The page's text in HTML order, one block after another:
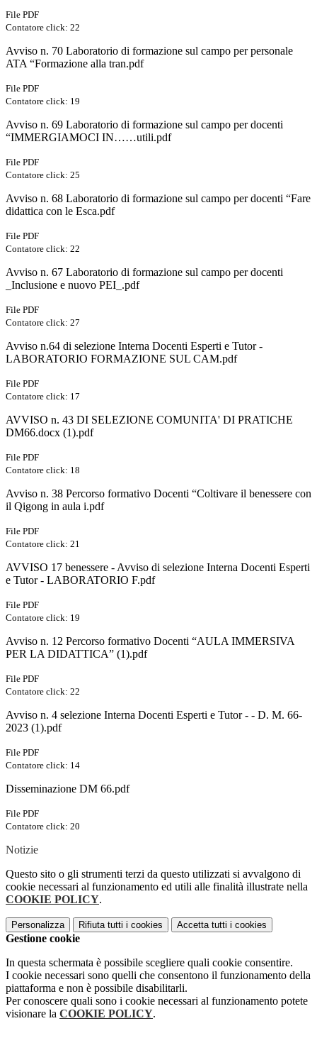
File PDF
Contatore click: 22
Avviso n. 70 Laboratorio di formazione sul campo per personale
ATA “Formazione alla tran.pdf
File PDF
Contatore click: 19
Avviso n. 69 Laboratorio di formazione sul campo per docenti
“IMMERGIAMOCI IN……utili.pdf
File PDF
Contatore click: 25
Avviso n. 68 Laboratorio di formazione sul campo per docenti “Fare
didattica con le Esca.pdf
File PDF
Contatore click: 22
Avviso n. 67 Laboratorio di formazione sul campo per docenti
_Inclusione e nuovo PEI_.pdf
File PDF
Contatore click: 27
Avviso n.64 di selezione Interna Docenti Esperti e Tutor -
LABORATORIO FORMAZIONE SUL CAM.pdf
File PDF
Contatore click: 17
AVVISO n. 43 DI SELEZIONE COMUNITA' DI PRATICHE
DM66.docx (1).pdf
File PDF
Contatore click: 18
Avviso n. 38 Percorso formativo Docenti “Coltivare il benessere con
il Qigong in aula i.pdf
File PDF
Contatore click: 21
AVVISO 17 benessere - Avviso di selezione Interna Docenti Esperti
e Tutor - LABORATORIO F.pdf
File PDF
Contatore click: 19
Avviso n. 12 Percorso formativo Docenti “AULA IMMERSIVA
PER LA DIDATTICA” (1).pdf
File PDF
Contatore click: 22
Avviso n. 4 selezione Interna Docenti Esperti e Tutor - - D. M. 66-
2023 (1).pdf
File PDF
Contatore click: 14
Disseminazione DM 66.pdf
File PDF
Contatore click: 20
Notizie
Questo sito o gli strumenti terzi da questo utilizzati si avvalgono di
cookie necessari al funzionamento ed utili alle finalità illustrate nella
COOKIE POLICY.
Personalizza Rifiuta tutti i cookies Accetta tutti i cookies
Gestione cookie
In questa schermata è possibile scegliere quali cookie consentire.
I cookie necessari sono quelli che consentono il funzionamento della
piattaforma e non è possibile disabilitarli.
Per conoscere quali sono i cookie necessari al funzionamento potete
visionare la COOKIE POLICY.